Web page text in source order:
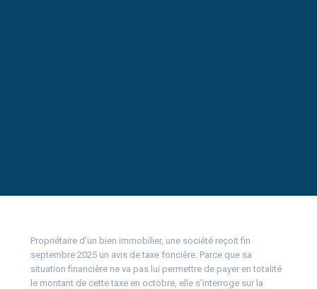
Propriétaire d’un bien immobilier, une société reçoit fin
septembre 2025 un avis de taxe foncière. Parce que sa
situation financière ne va pas lui permettre de payer en totalité
le montant de cette taxe en octobre, elle s’interroge sur la